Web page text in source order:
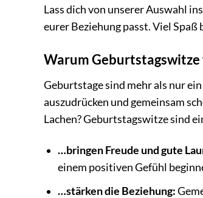
Lass dich von unserer Auswahl
eurer Beziehung passt. Viel Spaß
Warum Geburtstagswitze
Geburtstage sind mehr als nur
auszudrücken und gemeinsam
Lachen? Geburtstagswitze sind
…bringen Freude und gute
einem positiven Gefühl
…stärken die Beziehung: